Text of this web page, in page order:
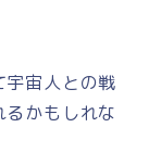
宇宙人との戦
かもしれな